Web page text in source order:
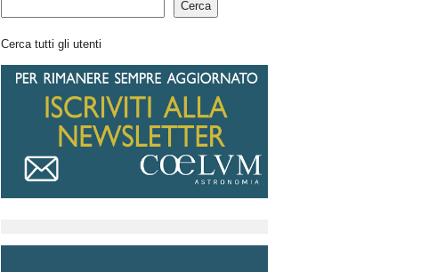
Cerca
Cerca tutti gli utenti